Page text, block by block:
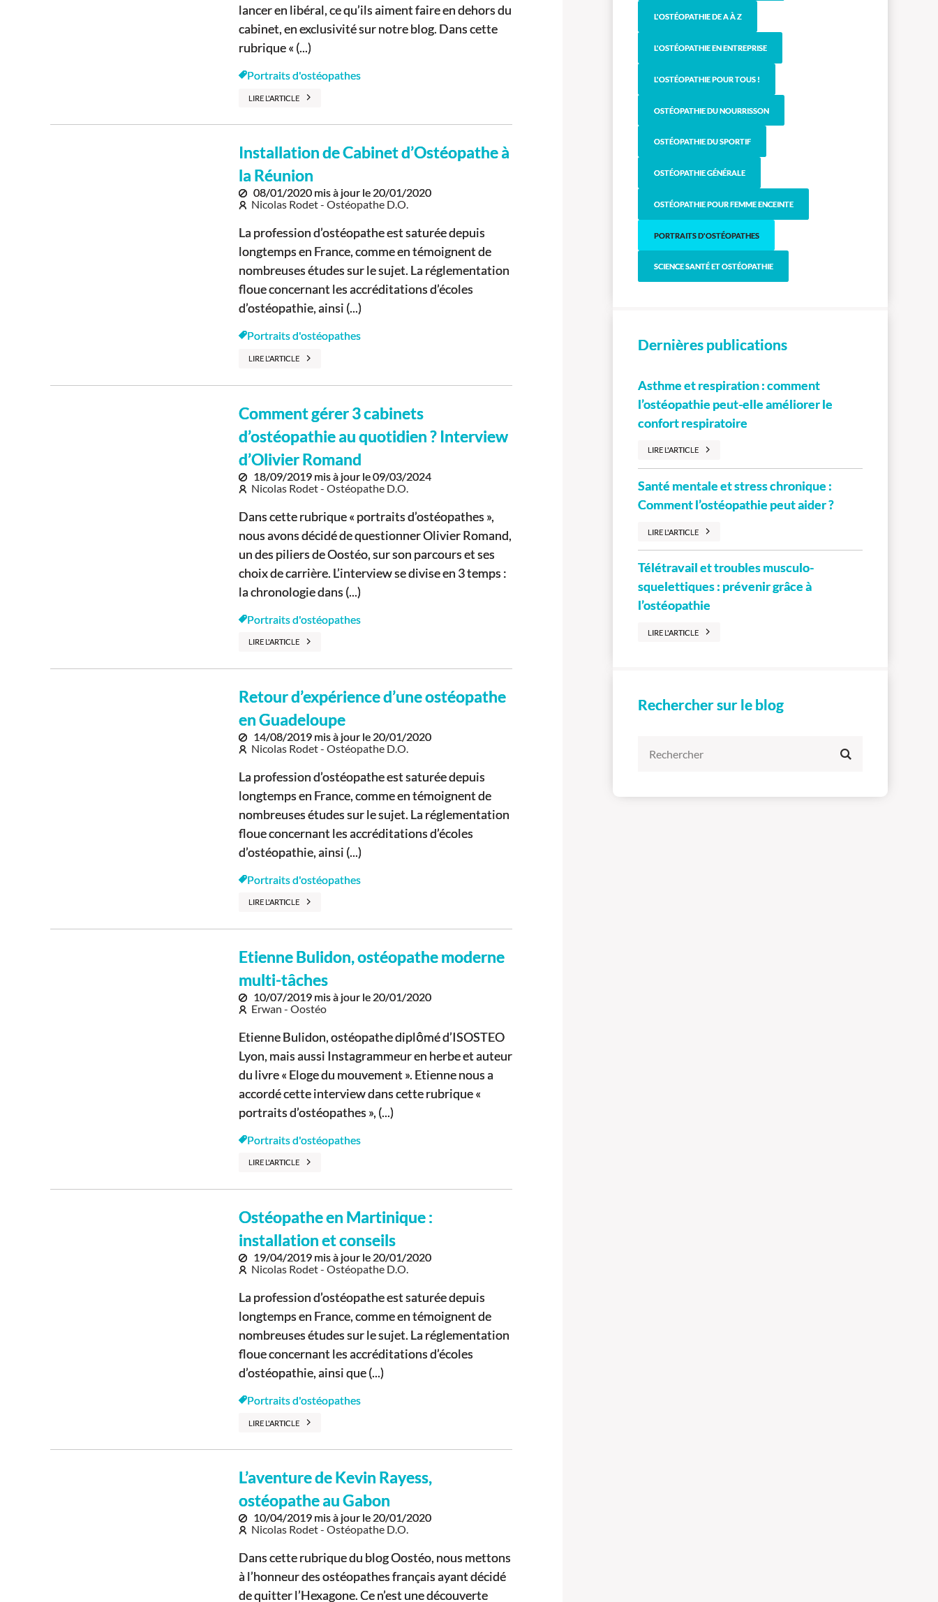
lancer en libéral, ce qu’ils aiment faire en dehors du
cabinet, en exclusivité sur notre blog. Dans cette
rubrique « (...)
Portraits d'ostéopathes
LIRE L'ARTICLE
Installation de Cabinet d’Ostéopathe à
la Réunion
08/01/2020mis à jour le 20/01/2020
Nicolas Rodet - Ostéopathe D.O.
La profession d’ostéopathe est saturée depuis
longtemps en France, comme en témoignent de
nombreuses études sur le sujet. La réglementation
floue concernant les accréditations d’écoles
d’ostéopathie, ainsi (...)
Portraits d'ostéopathes
LIRE L'ARTICLE
Comment gérer 3 cabinets
d’ostéopathie au quotidien ? Interview
d’Olivier Romand
18/09/2019mis à jour le09/03/2024
Nicolas Rodet - Ostéopathe D.O.
Dans cette rubrique « portraits d’ostéopathes »,
nous avons décidé de questionner Olivier Romand,
un des piliers de Oostéo, sur son parcours et ses
choix de carrière. L’interview se divise en 3 temps :
la chronologie dans (...)
Portraits d'ostéopathes
LIRE L'ARTICLE
Retour d’expérience d’une ostéopathe
en Guadeloupe
14/08/2019mis à jour le 20/01/2020
Nicolas Rodet - Ostéopathe D.O.
La profession d’ostéopathe est saturée depuis
longtemps en France, comme en témoignent de
nombreuses études sur le sujet. La réglementation
floue concernant les accréditations d’écoles
d’ostéopathie, ainsi (...)
Portraits d'ostéopathes
LIRE L'ARTICLE
Etienne Bulidon, ostéopathe moderne
multi-tâches
10/07/2019mis à jour le 20/01/2020
Erwan - Oostéo
Etienne Bulidon, ostéopathe diplômé d’ISOSTEO
Lyon, mais aussi Instagrammeur en herbe et auteur
du livre « Eloge du mouvement ». Etienne nous a
accordé cette interview dans cette rubrique «
portraits d’ostéopathes », (...)
Portraits d'ostéopathes
LIRE L'ARTICLE
Ostéopathe en Martinique :
installation et conseils
19/04/2019mis à jour le 20/01/2020
Nicolas Rodet - Ostéopathe D.O.
La profession d’ostéopathe est saturée depuis
longtemps en France, comme en témoignent de
nombreuses études sur le sujet. La réglementation
floue concernant les accréditations d’écoles
d’ostéopathie, ainsi que (...)
Portraits d'ostéopathes
LIRE L'ARTICLE
L’aventure de Kevin Rayess,
ostéopathe au Gabon
10/04/2019mis à jour le 20/01/2020
Nicolas Rodet - Ostéopathe D.O.
Dans cette rubrique du blog Oostéo, nous mettons
à l’honneur des ostéopathes français ayant décidé
de quitter l’Hexagone. Ce n’est une découverte
L'OSTÉOPATHIE DE A À Z
L'OSTÉOPATHIE EN ENTREPRISE
L'OSTÉOPATHIE POUR TOUS !
OSTÉOPATHIE DU NOURRISSON
OSTÉOPATHIE DU SPORTIF
OSTÉOPATHIE GÉNÉRALE
OSTÉOPATHIE POUR FEMME ENCEINTE
PORTRAITS D'OSTÉOPATHES
SCIENCE SANTÉ ET OSTÉOPATHIE
Dernières publications
Asthme et respiration : comment
l’ostéopathie peut-elle améliorer le
confort respiratoire
LIRE L'ARTICLE
Santé mentale et stress chronique :
Comment l’ostéopathie peut aider ?
LIRE L'ARTICLE
Télétravail et troubles musculo-
squelettiques : prévenir grâce à
l’ostéopathie
LIRE L'ARTICLE
Rechercher sur le blog